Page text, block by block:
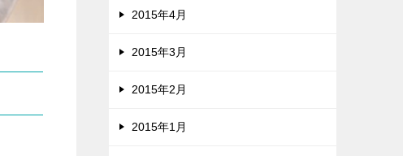
2015年4月
2015年3月
2015年2月
2015年1月